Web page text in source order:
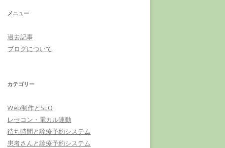
メニュー
過去記事
ブログについて
カテゴリー
Web制作とSEO
レセコン・電カル連動
待ち時間と診療予約システム
患者さんと診療予約システム